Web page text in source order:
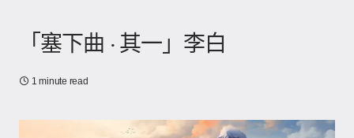
「塞下曲 · 其一」李白
1 minute read